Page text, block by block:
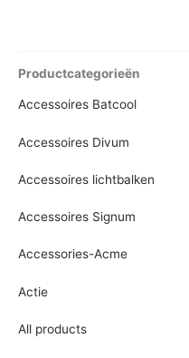
Productcategorieën
Accessoires Batcool
Accessoires Divum
Accessoires lichtbalken
Accessoires Signum
Accessories-Acme
Actie
All products